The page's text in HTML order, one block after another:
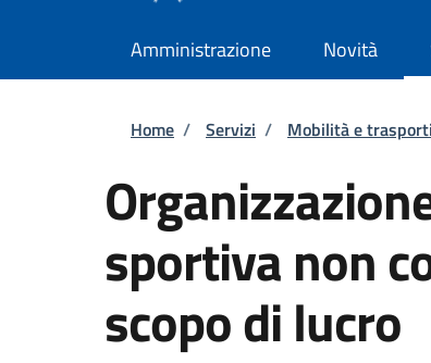
Amministrazione Novità
Briciole di pane
Home / Servizi / Mobilità e trasporti
sportiva non
scopo di lucro